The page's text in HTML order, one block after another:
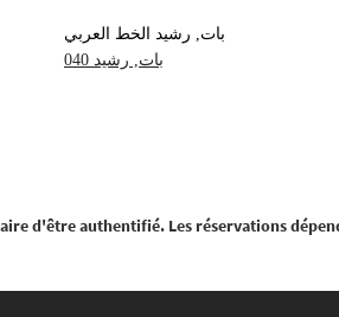
بات, رشيد الخط العربي
بات, رشيد 040
d'être authentifié. Les réservations